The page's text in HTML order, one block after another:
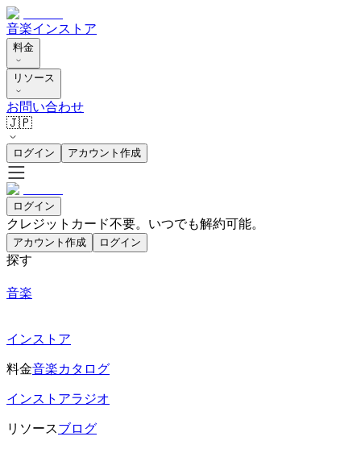
音楽インストア
料金
リソース
お問い合わせ
🇯🇵
ログイン アカウント作成
ログイン
クレジットカード不要。いつでも解約可能。
アカウント作成 ログイン
探す
音楽
インストア
料金音楽カタログ
インストアラジオ
リソースブログ